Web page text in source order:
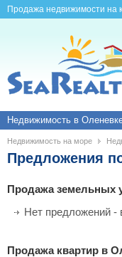
Продажа недвижимости на
Недвижимость в
Недвижимость на море
Предложения
Продажа земельных
Нет предложений
Продажа квартир в